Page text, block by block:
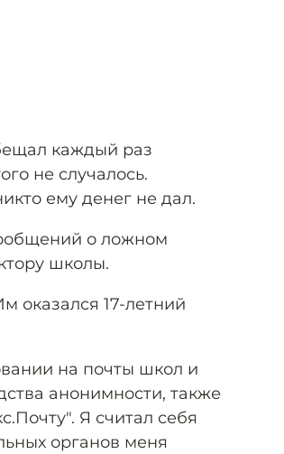
каждый раз
не случалось.
ему денег не дал.
о ложном
школы.
оказался 17-летний
на почты школ и
анонимности, также
Я считал себя
органов меня